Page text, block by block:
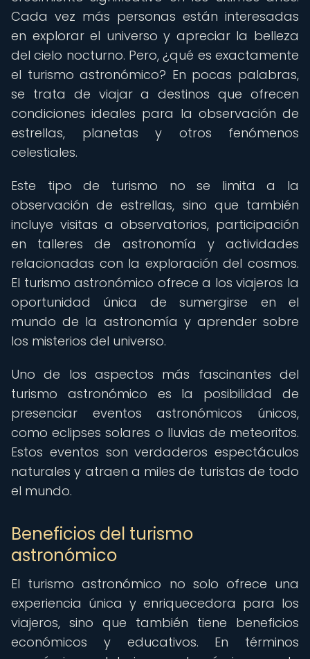
Cada vez más personas están interesadas
en explorar el universo y apreciar la belleza
del cielo nocturno. Pero, ¿qué es exactamente
el turismo astronómico? En pocas palabras,
se trata de viajar a destinos que ofrecen
condiciones ideales para la observación de
estrellas, planetas y otros fenómenos
celestiales.
Este tipo de turismo no se limita a la
observación de estrellas, sino que también
incluye visitas a observatorios, participación
en talleres de astronomía y actividades
relacionadas con la exploración del cosmos.
El turismo astronómico ofrece a los viajeros la
oportunidad única de sumergirse en el
mundo de la astronomía y aprender sobre
los misterios del universo.
Uno de los aspectos más fascinantes del
turismo astronómico es la posibilidad de
presenciar eventos astronómicos únicos,
como eclipses solares o lluvias de meteoritos.
Estos eventos son verdaderos espectáculos
naturales y atraen a miles de turistas de todo
el mundo.
Beneficios del turismo
astronómico
El turismo astronómico no solo ofrece una
experiencia única y enriquecedora para los
viajeros, sino que también tiene beneficios
económicos y educativos. En términos